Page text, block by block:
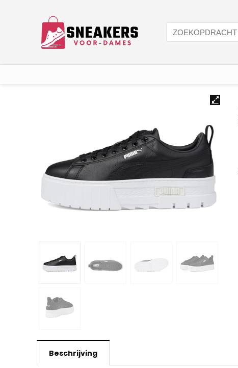
Beschrijving